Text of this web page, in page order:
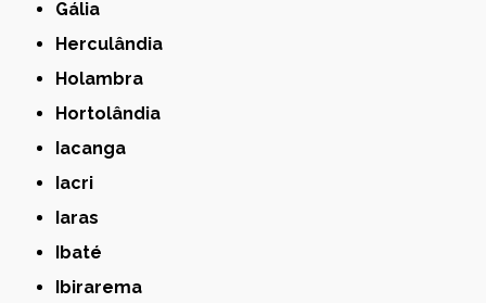
Gália
Herculândia
Holambra
Hortolândia
Iacanga
Iacri
Iaras
Ibaté
Ibirarema